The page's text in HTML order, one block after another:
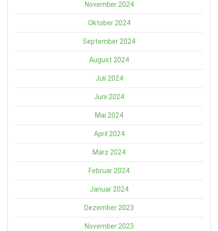
November 2024
Oktober 2024
September 2024
August 2024
Juli 2024
Juni 2024
Mai 2024
April 2024
März 2024
Februar 2024
Januar 2024
Dezember 2023
November 2023